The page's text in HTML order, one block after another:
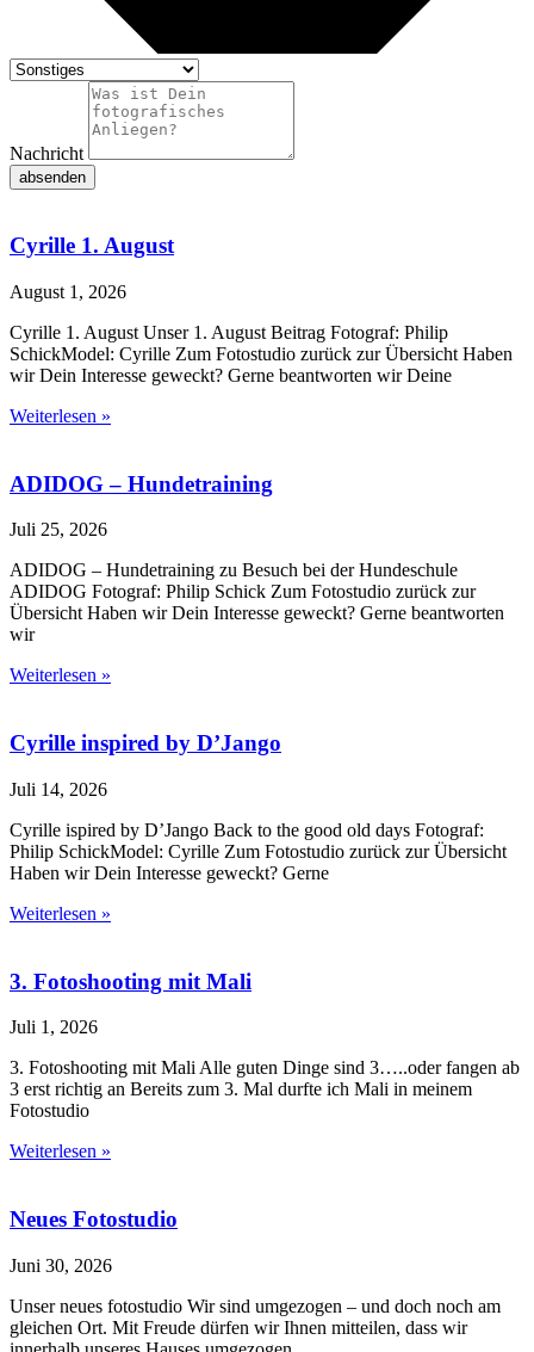
Nachricht
absenden
Cyrille 1. August
August 1, 2026
Cyrille 1. August Unser 1. August Beitrag Fotograf: Philip
SchickModel: Cyrille Zum Fotostudio zurück zur Übersicht Haben
wir Dein Interesse geweckt? Gerne beantworten wir Deine
Weiterlesen »
ADIDOG – Hundetraining
Juli 25, 2026
ADIDOG – Hundetraining zu Besuch bei der Hundeschule
ADIDOG Fotograf: Philip Schick Zum Fotostudio zurück zur
Übersicht Haben wir Dein Interesse geweckt? Gerne beantworten
wir
Weiterlesen »
Cyrille inspired by D’Jango
Juli 14, 2026
Cyrille ispired by D’Jango Back to the good old days Fotograf:
Philip SchickModel: Cyrille Zum Fotostudio zurück zur Übersicht
Haben wir Dein Interesse geweckt? Gerne
Weiterlesen »
3. Fotoshooting mit Mali
Juli 1, 2026
3. Fotoshooting mit Mali Alle guten Dinge sind 3…..oder fangen ab
3 erst richtig an Bereits zum 3. Mal durfte ich Mali in meinem
Fotostudio
Weiterlesen »
Neues Fotostudio
Juni 30, 2026
Unser neues fotostudio Wir sind umgezogen – und doch noch am
gleichen Ort. Mit Freude dürfen wir Ihnen mitteilen, dass wir